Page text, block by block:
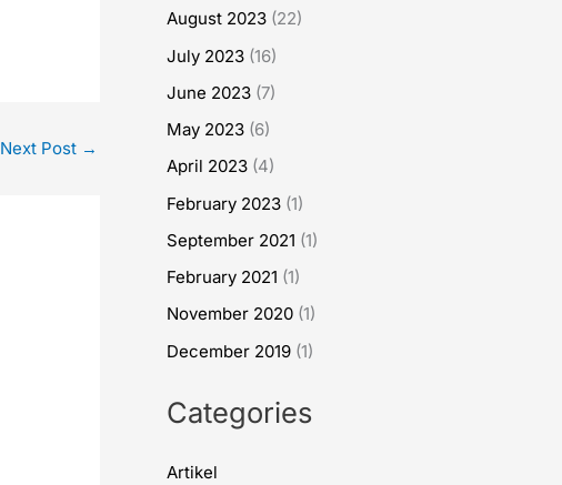
Next Post →
August 2023 (22)
July 2023 (16)
June 2023 (7)
May 2023 (6)
April 2023 (4)
February 2023 (1)
September 2021 (1)
February 2021 (1)
November 2020 (1)
December 2019 (1)
Categories
Artikel